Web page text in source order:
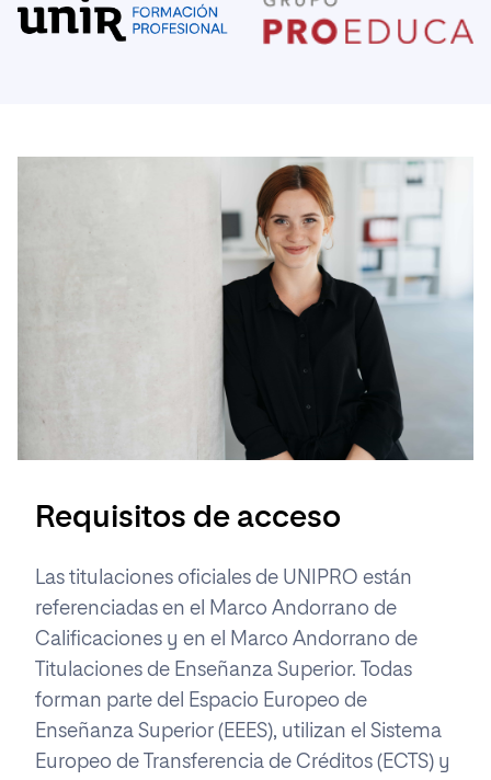
Requisitos de acceso
Las titulaciones oficiales de UNIPRO están
referenciadas en el Marco Andorrano de
Calificaciones y en el Marco Andorrano de
Titulaciones de Enseñanza Superior. Todas
forman parte del Espacio Europeo de
Enseñanza Superior (EEES), utilizan el Sistema
Europeo de Transferencia de Créditos (ECTS) y